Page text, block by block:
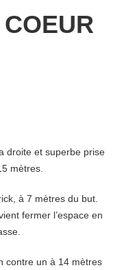
droite et superbe prise
mètres.
à 7 mètres du but.
fermer l’espace en
contre un à 14 mètres